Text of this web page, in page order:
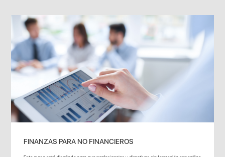
FINANZAS PARA NO FINANCIEROS